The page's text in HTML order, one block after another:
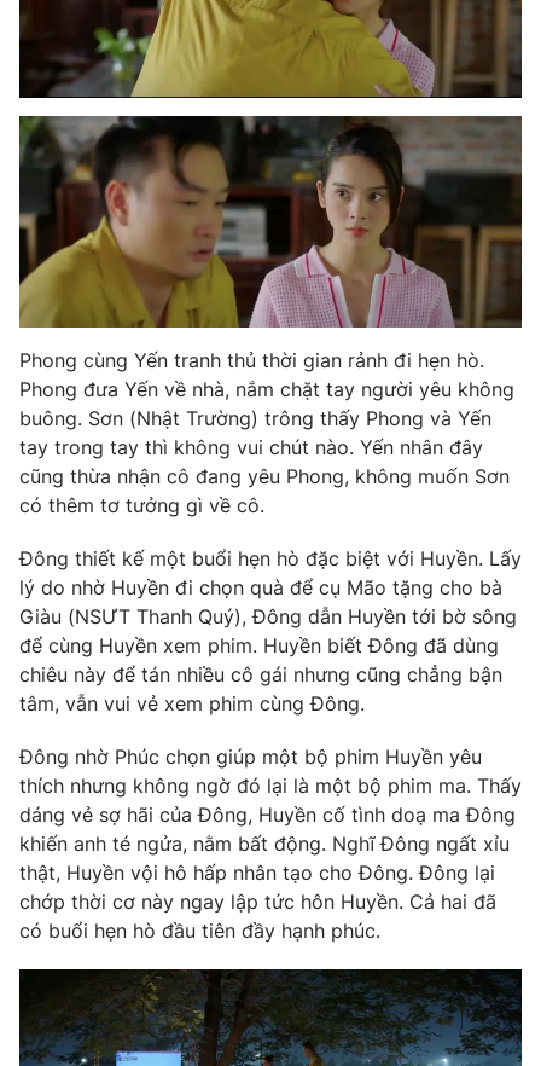
Phong cùng Yến tranh thủ thời gian rảnh đi hẹn hò.
Phong đưa Yến về nhà, nắm chặt tay người yêu không
buông. Sơn (Nhật Trường) trông thấy Phong và Yến
tay trong tay thì không vui chút nào. Yến nhân đây
cũng thừa nhận cô đang yêu Phong, không muốn Sơn
có thêm tơ tưởng gì về cô.
Đông thiết kế một buổi hẹn hò đặc biệt với Huyền. Lấy
lý do nhờ Huyền đi chọn quà để cụ Mão tặng cho bà
Giàu (NSƯT Thanh Quý), Đông dẫn Huyền tới bờ sông
để cùng Huyền xem phim. Huyền biết Đông đã dùng
chiêu này để tán nhiều cô gái nhưng cũng chẳng bận
tâm, vẫn vui vẻ xem phim cùng Đông.
Đông nhờ Phúc chọn giúp một bộ phim Huyền yêu
thích nhưng không ngờ đó lại là một bộ phim ma. Thấy
dáng vẻ sợ hãi của Đông, Huyền cố tình doạ ma Đông
khiến anh té ngửa, nằm bất động. Nghĩ Đông ngất xỉu
thật, Huyền vội hô hấp nhân tạo cho Đông. Đông lại
chớp thời cơ này ngay lập tức hôn Huyền. Cả hai đã
có buổi hẹn hò đầu tiên đầy hạnh phúc.